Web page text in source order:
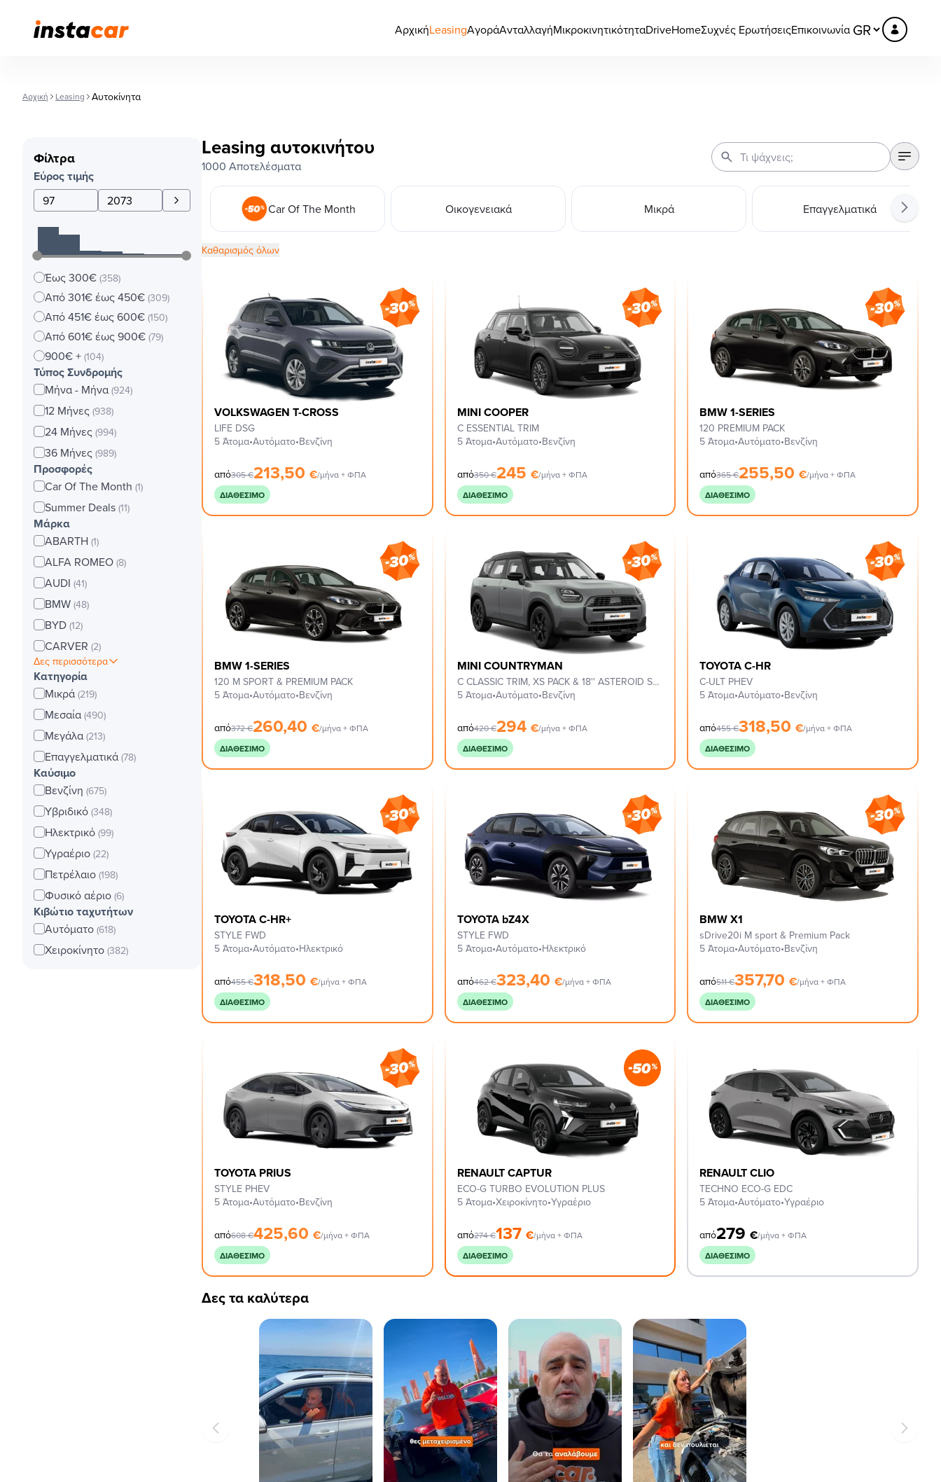
ΑρχικήLeasingΑγοράΑνταλλαγήΜικροκινητικότηταDriveHomeΣυχνές ΕρωτήσειςΕπικοινωνία
Αρχική Leasing Αυτοκίνητα
Φίλτρα
Εύρος τιμής
Έως 300€ (358)
Από 301€ έως 450€ (309)
Από 451€ έως 600€ (150)
Από 601€ έως 900€ (79)
900€ + (104)
Τύπος Συνδρομής
Μήνα - Μήνα (924)
12 Μήνες (938)
24 Μήνες (994)
36 Μήνες (989)
Προσφορές
Car Of The Month (1)
Summer Deals (11)
Μάρκα
ABARTH (1)
ALFA ROMEO (8)
AUDI (41)
BMW (48)
BYD (12)
CARVER (2)
Δες περισσότερα
Κατηγορία
Μικρά (219)
Μεσαία (490)
Μεγάλα (213)
Επαγγελματικά (78)
Καύσιμο
Βενζίνη (675)
Υβριδικό (348)
Ηλεκτρικό (99)
Υγραέριο (22)
Πετρέλαιο (198)
Φυσικό αέριο (6)
Κιβώτιο ταχυτήτων
Αυτόματο (618)
Χειροκίνητο (382)
Leasing αυτοκινήτου
1000 Αποτελέσματα
Car Of The Month Οικογενειακά Μικρά Επαγγελματικά
Καθαρισμός όλων
VOLKSWAGEN T-CROSS
LIFE DSG
5 Άτομα•Αυτόματο•Βενζίνη
από305€213,50€/μήνα + ΦΠΑ
ΔΙΑΘΈΣΙΜΟ
MINI COOPER
C ESSENTIAL TRIM
5 Άτομα•Αυτόματο•Βενζίνη
από350€245 €/μήνα + ΦΠΑ
ΔΙΑΘΈΣΙΜΟ
BMW 1-SERIES
120 PREMIUM PACK
5 Άτομα•Αυτόματο•Βενζίνη
από365€255,50€/μήνα + ΦΠΑ
ΔΙΑΘΈΣΙΜΟ
BMW 1-SERIES
120 M SPORT & PREMIUM PACK
5 Άτομα•Αυτόματο•Βενζίνη
από372€260,40€/μήνα + ΦΠΑ
ΔΙΑΘΈΣΙΜΟ
MINI COUNTRYMAN
C CLASSIC TRIM, XS PACK & 18'' ASTEROID SPOKE BLACK
5 Άτομα•Αυτόματο•Βενζίνη
από420€294 €/μήνα + ΦΠΑ
ΔΙΑΘΈΣΙΜΟ
TOYOTA C-HR
C-ULT PHEV
5 Άτομα•Αυτόματο•Βενζίνη
από455€318,50€/μήνα + ΦΠΑ
ΔΙΑΘΈΣΙΜΟ
TOYOTA C-HR+
STYLE FWD
5 Άτομα•Αυτόματο•Ηλεκτρικό
από455€318,50€/μήνα + ΦΠΑ
ΔΙΑΘΈΣΙΜΟ
TOYOTA bZ4X
STYLE FWD
5 Άτομα•Αυτόματο•Ηλεκτρικό
από462€323,40 €/μήνα + ΦΠΑ
ΔΙΑΘΈΣΙΜΟ
BMW X1
sDrive20i M sport & Premium Pack
5 Άτομα•Αυτόματο•Βενζίνη
από511€357,70€/μήνα + ΦΠΑ
ΔΙΑΘΈΣΙΜΟ
TOYOTA PRIUS
STYLE PHEV
5 Άτομα•Αυτόματο•Βενζίνη
από608€425,60€/μήνα + ΦΠΑ
ΔΙΑΘΈΣΙΜΟ
RENAULT CAPTUR
ECO-G TURBO EVOLUTION PLUS
5 Άτομα•Χειροκίνητο•Υγραέριο
από274€137 €/μήνα + ΦΠΑ
ΔΙΑΘΈΣΙΜΟ
RENAULT CLIO
TECHNO ECO-G EDC
5 Άτομα•Αυτόματο•Υγραέριο
από279€/μήνα + ΦΠΑ
ΔΙΑΘΈΣΙΜΟ
Δες τα καλύτερα